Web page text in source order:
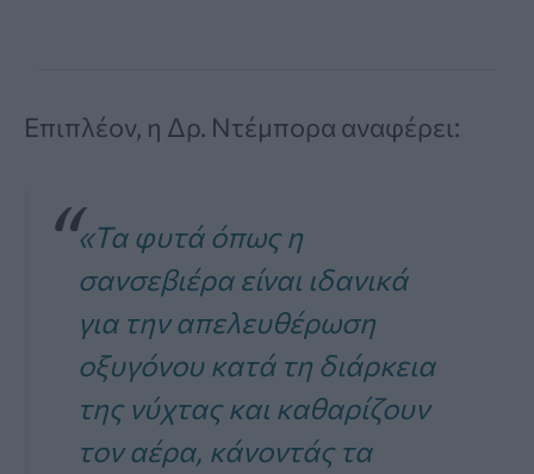
Επιπλέον, η Δρ. Ντέμπορα αναφέρει:
«Τα φυτά όπως η
σανσεβιέρα είναι ιδανικά
για την απελευθέρωση
οξυγόνου κατά τη διάρκεια
της νύχτας και καθαρίζουν
τον αέρα, κάνοντάς τα